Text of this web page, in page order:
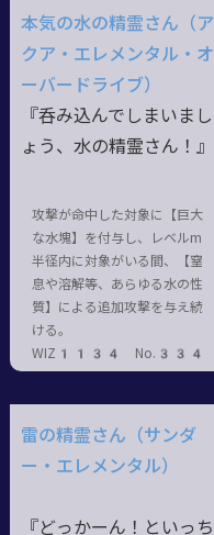
本気の水の精霊さん（ア
クア・エレメンタル・オ
ーバードライブ）
『呑み込んでしまいまし
ょう、水の精霊さん！』
攻撃が命中した対象に【巨大
な水塊】を付与し、レベルm
半径内に対象がいる間、【窒
息や溶解等、あらゆる水の性
質】による追加攻撃を与え続
ける。
WIZ1134 No.334
雷の精霊さん（サンダ
ー・エレメンタル）
『どっかーん！といっち